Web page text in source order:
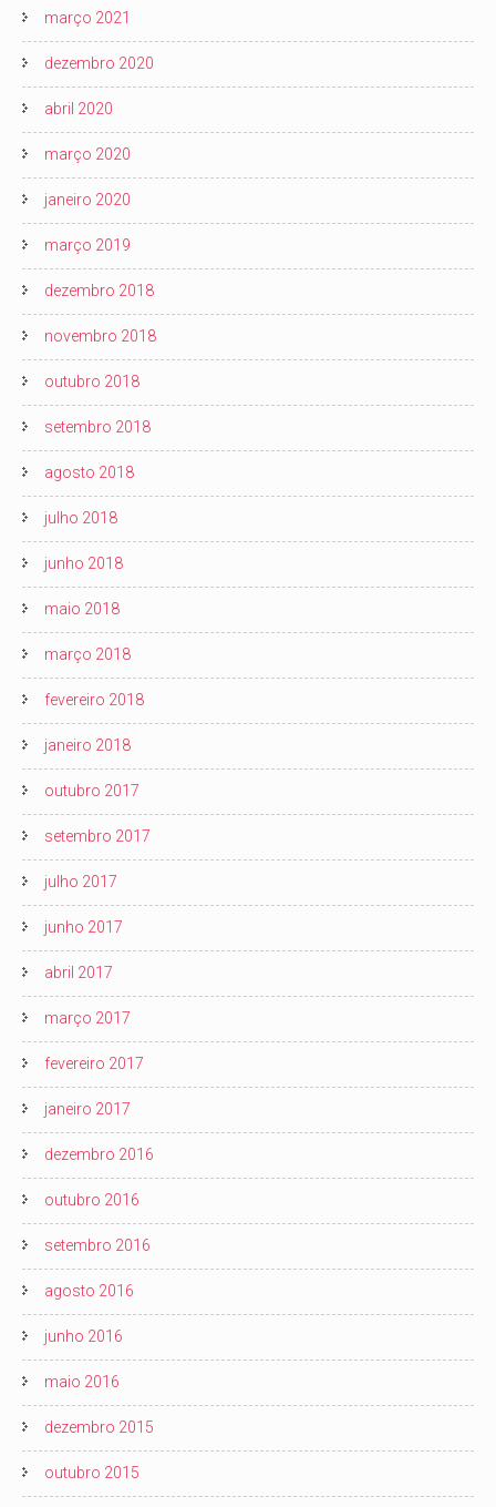
março 2021
dezembro 2020
abril 2020
março 2020
janeiro 2020
março 2019
dezembro 2018
novembro 2018
outubro 2018
setembro 2018
agosto 2018
julho 2018
junho 2018
maio 2018
março 2018
fevereiro 2018
janeiro 2018
outubro 2017
setembro 2017
julho 2017
junho 2017
abril 2017
março 2017
fevereiro 2017
janeiro 2017
dezembro 2016
outubro 2016
setembro 2016
agosto 2016
junho 2016
maio 2016
dezembro 2015
outubro 2015